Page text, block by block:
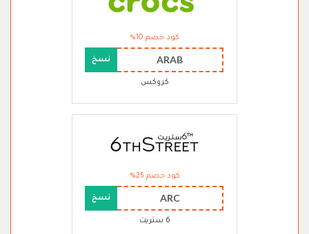
كود خصم 10%
ARAB نسخ
كروكس
كود خصم 25%
ARC نسخ
6 ستريت